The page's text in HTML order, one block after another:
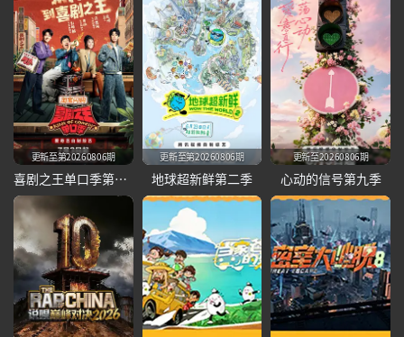
更新至第20260806期
喜剧之王单口季第三季
更新至第20260806期
地球超新鲜第二季
更新至20260806期
心动的信号第九季